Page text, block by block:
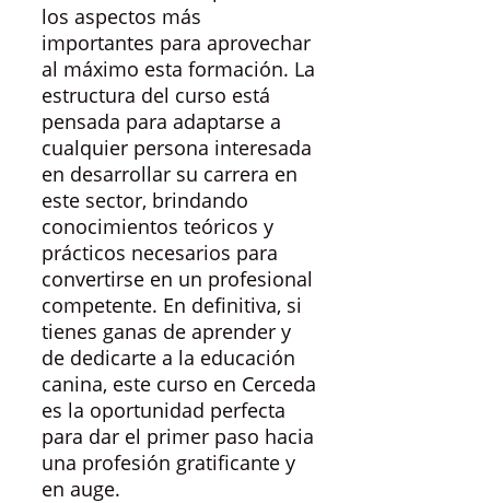
los aspectos más
importantes para aprovechar
al máximo esta formación. La
estructura del curso está
pensada para adaptarse a
cualquier persona interesada
en desarrollar su carrera en
este sector, brindando
conocimientos teóricos y
prácticos necesarios para
convertirse en un profesional
competente. En definitiva, si
tienes ganas de aprender y
de dedicarte a la educación
canina, este curso en Cerceda
es la oportunidad perfecta
para dar el primer paso hacia
una profesión gratificante y
en auge.